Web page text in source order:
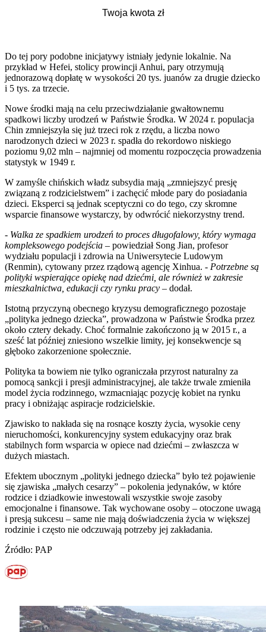
Do tej pory podobne inicjatywy istniały jedynie lokalnie. Na
przykład w Hefei, stolicy prowincji Anhui, pary otrzymują
jednorazową dopłatę w wysokości 20 tys. juanów za drugie dziecko
i 5 tys. za trzecie.
Nowe środki mają na celu przeciwdziałanie gwałtownemu
spadkowi liczby urodzeń w Państwie Środka. W 2024 r. populacja
Chin zmniejszyła się już trzeci rok z rzędu, a liczba nowo
narodzonych dzieci w 2023 r. spadła do rekordowo niskiego
poziomu 9,02 mln – najmniej od momentu rozpoczęcia prowadzenia
statystyk w 1949 r.
W zamyśle chińskich władz subsydia mają „zmniejszyć presję
związaną z rodzicielstwem” i zachęcić młode pary do posiadania
dzieci. Eksperci są jednak sceptyczni co do tego, czy skromne
wsparcie finansowe wystarczy, by odwrócić niekorzystny trend.
- Walka ze spadkiem urodzeń to proces długofalowy, który wymaga
kompleksowego podejścia – powiedział Song Jian, profesor
wydziału populacji i zdrowia na Uniwersytecie Ludowym
(Renmin), cytowany przez rządową agencję Xinhua. - Potrzebne są
polityki wspierające opiekę nad dziećmi, ale również w zakresie
mieszkalnictwa, edukacji czy rynku pracy – dodał.
Istotną przyczyną obecnego kryzysu demograficznego pozostaje
„polityka jednego dziecka”, prowadzona w Państwie Środka przez
około cztery dekady. Choć formalnie zakończono ją w 2015 r., a
sześć lat później zniesiono wszelkie limity, jej konsekwencje są
głęboko zakorzenione społecznie.
Polityka ta bowiem nie tylko ograniczała przyrost naturalny za
pomocą sankcji i presji administracyjnej, ale także trwale zmieniła
model życia rodzinnego, wzmacniając pozycję kobiet na rynku
pracy i obniżając aspiracje rodzicielskie.
Zjawisko to nakłada się na rosnące koszty życia, wysokie ceny
nieruchomości, konkurencyjny system edukacyjny oraz brak
stabilnych form wsparcia w opiece nad dziećmi – zwłaszcza w
dużych miastach.
Efektem ubocznym „polityki jednego dziecka” było też pojawienie
się zjawiska „małych cesarzy” – pokolenia jedynaków, w które
rodzice i dziadkowie inwestowali wszystkie swoje zasoby
emocjonalne i finansowe. Tak wychowane osoby – otoczone uwagą
i presją sukcesu – same nie mają doświadczenia życia w większej
rodzinie i często nie odczuwają potrzeby jej zakładania.
Źródło: PAP